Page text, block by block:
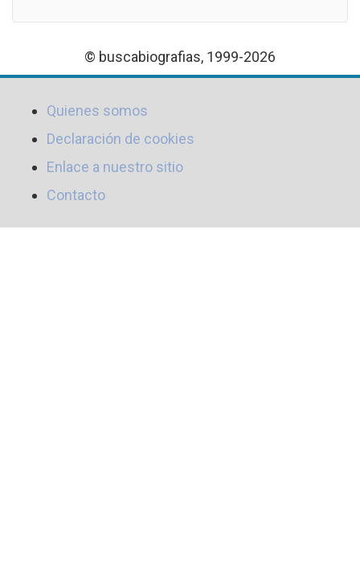
© buscabiografias, 1999-2026
Quienes somos
Declaración de cookies
Enlace a nuestro sitio
Contacto